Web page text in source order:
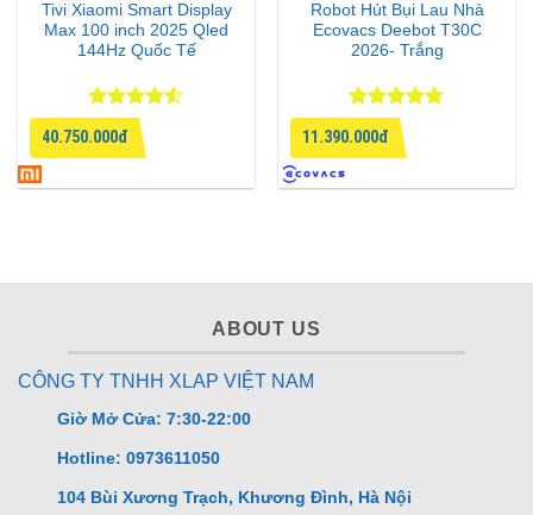
Tivi Xiaomi Smart Display
Max 100 inch 2025 Qled
144Hz Quốc Tế
Được xếp
hạng
4.5
5 sao
40.750.000đ
Robot Hút Bụi Lau Nhà
Ecovacs Deebot T30C
2026- Trắng
Được xếp
hạng
4.75
5 sao
11.390.000đ
ABOUT US
CÔNG TY TNHH XLAP VIỆT NAM
Giờ Mở Cửa: 7:30-22:00
Hotline: 0973611050
104 Bùi Xương Trạch, Khương Đình, Hà Nội